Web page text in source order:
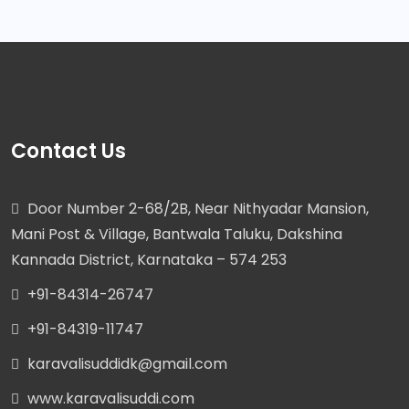
Contact Us
Door Number 2-68/2B, Near Nithyadar Mansion,
Mani Post & Village, Bantwala Taluku, Dakshina
Kannada District, Karnataka – 574 253
+91-84314-26747
+91-84319-11747
karavalisuddidk@gmail.com
www.karavalisuddi.com